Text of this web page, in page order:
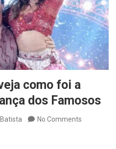
como foi a
dos Famosos
No Comments